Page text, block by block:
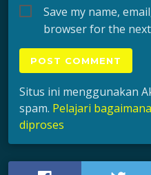
Save my name,
browser for the
Situs ini menggunakan
spam. Pelajari
diproses